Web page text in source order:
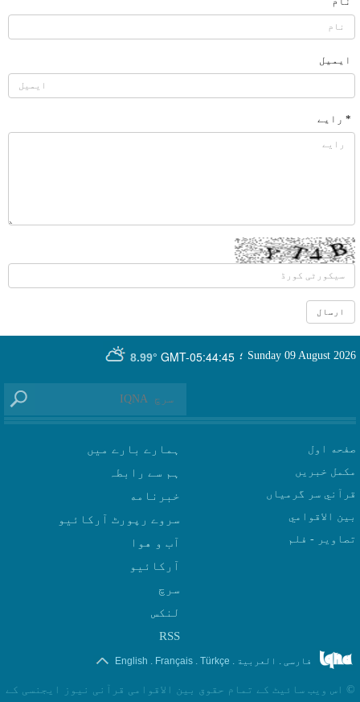
ایمیل
* رایے
GMT-05:44:45
8.99° Sunday 09 August 2026 ؛
صفحه اول
مکمل خبریں
قرآني سر گرمياں
بين الاقوامي
تصاوير - فلم
ہمارے بارے میں
ہم سے رابطہ
سروے رپورٹ آرکائیو
آب و هوا
سرچ
لنکس
RSS
فارسی . العربیة .
Türkçe
.
Français
.
English
© اس ویب سائیٹ کے تمام حقوق بین الاقوامی قرآنی نیوز ایجنسی کے